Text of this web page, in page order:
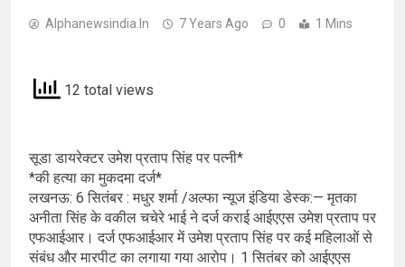
Alphanewsindia.in 7 Years Ago 0 1 Mins
12 total views
सूडा डायरेक्टर उमेश प्रताप सिंह पर पत्नी*
*की हत्या का मुकदमा दर्ज*
लखनऊ: 6 सितंबर : मधुर शर्मा /अल्फा न्यूज इंडिया डेस्क:— मृतका
अनीता सिंह के वकील चचेरे भाई ने दर्ज कराई आईएएस उमेश प्रताप पर
एफआईआर। दर्ज एफआईआर में उमेश प्रताप सिंह पर कई महिलाओं से
संबंध और मारपीट का लगाया गया आरोप। 1 सितंबर को आईएएस